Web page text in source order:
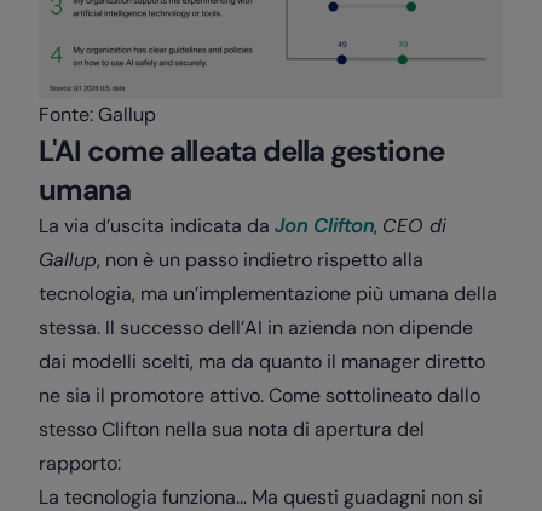
Fonte: Gallup
L'AI come alleata della gestione
umana
La via d’uscita indicata da Jon Clifton, CEO di
Gallup, non è un passo indietro rispetto alla
tecnologia, ma un’implementazione più umana della
stessa. Il successo dell’AI in azienda non dipende
dai modelli scelti, ma da quanto il manager diretto
ne sia il promotore attivo. Come sottolineato dallo
stesso Clifton nella sua nota di apertura del
rapporto:
La tecnologia funziona… Ma questi guadagni non si